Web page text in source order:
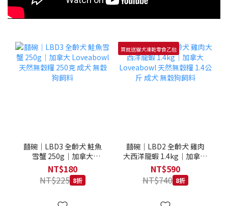
囍碗｜LBD3 全齡犬 鮭魚
雪蟹 250g｜加拿大
Loveabowl 天然無穀糧
250克 成犬 無穀狗飼料
NT$180
NT$225 8折
買就送貓犬凍乾零食乙包
囍碗｜LBD2 全齡犬 雞肉
大西洋龍蝦 1.4kg｜加拿大
Loveabowl 天然無穀糧
1.4公斤 成犬 無穀狗飼料
NT$590
NT$740 8折